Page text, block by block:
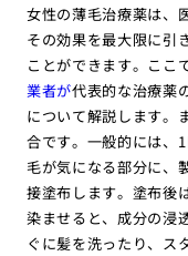
女性の薄毛治療薬は、
その効果を最大限に引
ことができます。ここ
業者が代表的な治療薬
について解説します。
合です。一般的には、
毛が気になる部分に、
接塗布します。塗布後
染ませると、成分の浸
ぐに髪を洗ったり、ス